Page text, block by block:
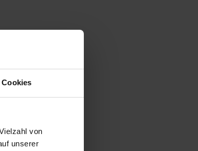
Cookies
von
unserer